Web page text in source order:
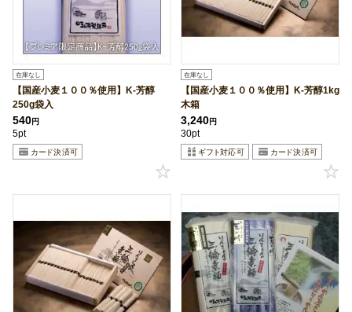
在庫なし
【国産小麦１００％使用】K-芳醇
250g袋入
540円
5pt
在庫なし
【国産小麦１００％使用】K-芳醇1kg
木箱
3,240円
30pt